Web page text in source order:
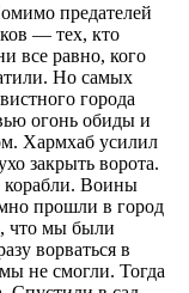
предателей
— тех, кто
все равно, кого
Но самых
города
огонь обиды и
Хармхаб усилил
закрыть ворота.
корабли. Воины
прошли в город
что мы были
ворваться в
не смогли. Тогда